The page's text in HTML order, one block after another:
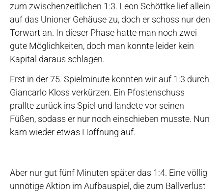
zum zwischenzeitlichen 1:3. Leon Schöttke lief allein
auf das Unioner Gehäuse zu, doch er schoss nur den
Torwart an. In dieser Phase hatte man noch zwei
gute Möglichkeiten, doch man konnte leider kein
Kapital daraus schlagen.
Erst in der 75. Spielminute konnten wir auf 1:3 durch
Giancarlo Kloss verkürzen. Ein Pfostenschuss
prallte zurück ins Spiel und landete vor seinen
Füßen, sodass er nur noch einschieben musste. Nun
kam wieder etwas Hoffnung auf.
Aber nur gut fünf Minuten später das 1:4. Eine völlig
unnötige Aktion im Aufbauspiel, die zum Ballverlust